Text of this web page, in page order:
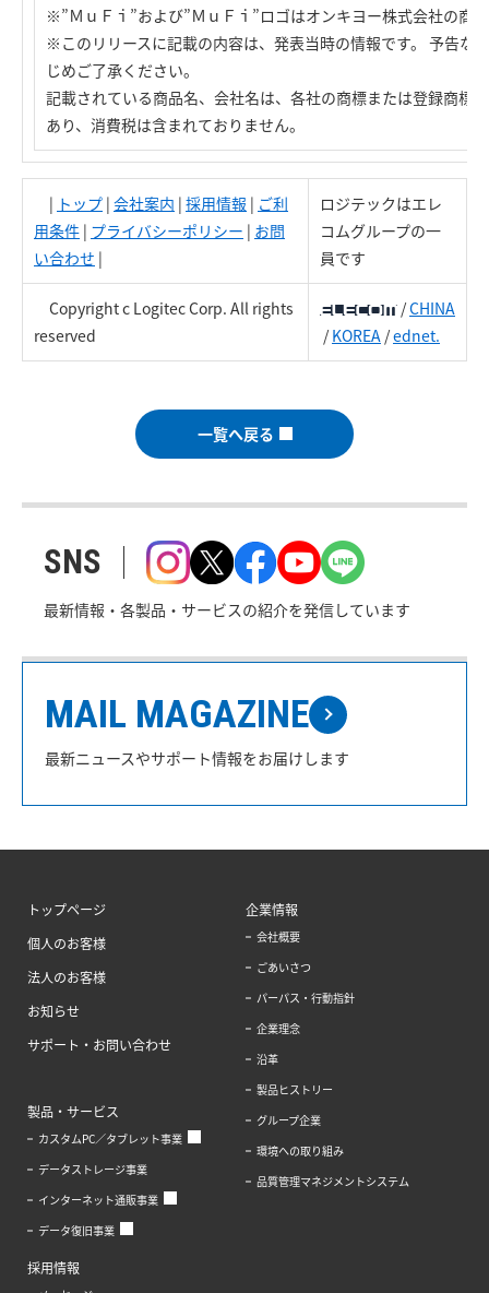
※”ＭｕＦｉ”および”ＭｕＦｉ”ロゴはオンキヨー株式会社の商
※このリリースに記載の内容は、発表当時の情報です。 予告な
じめご了承ください。
記載されている商品名、会社名は、各社の商標または登録商標
あり、消費税は含まれておりません。
| トップ | 会社案内 | 採用情報 | ご利
用条件 | プライバシーポリシー | お問
い合わせ |
ロジテックはエレ
コムグループの一
員です
Copyright c Logitec Corp. All rights
reserved
/CHINA
/KOREA /ednet.
一覧へ戻る
SNS
最新情報・各製品・サービスの紹介を発信しています
MAIL MAGAZINE
最新ニュースやサポート情報をお届けします
トップページ
個人のお客様
法人のお客様
お知らせ
サポート・お問い合わせ
製品・サービス
カスタムPC／タブレット事業
データストレージ事業
インターネット通販事業
データ復旧事業
企業情報
会社概要
ごあいさつ
パーパス・行動指針
企業理念
沿革
製品ヒストリー
グループ企業
環境への取り組み
品質管理マネジメントシステム
採用情報